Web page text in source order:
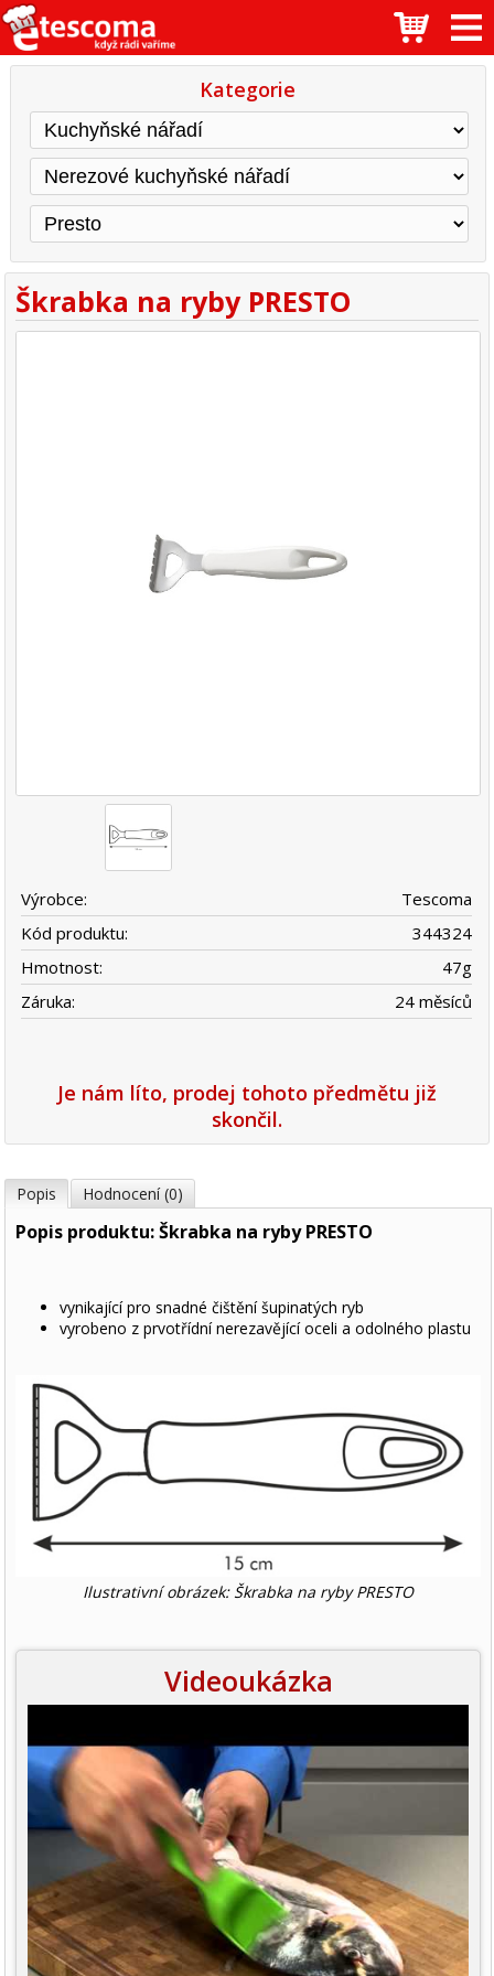
Kategorie
Škrabka na ryby PRESTO
Výrobce:
Tescoma
Kód produktu:
344324
Hmotnost:
47g
Záruka:
24 měsíců
Je nám líto, prodej tohoto předmětu již
skončil.
Popis Hodnocení (0)
Popis produktu: Škrabka na ryby PRESTO
vynikající pro snadné čištění šupinatých ryb
vyrobeno z prvotřídní nerezavějící oceli a odolného plastu
Ilustrativní obrázek: Škrabka na ryby PRESTO
Videoukázka